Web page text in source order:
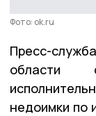
Фото: ok.ru
Пресс-
области
недоимки по